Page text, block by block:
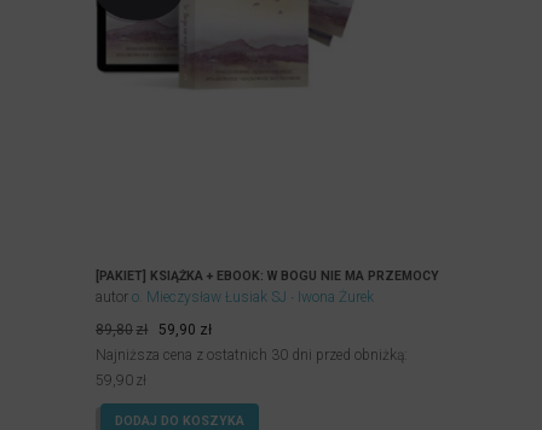
[PAKIET] KSIĄŻKA + EBOOK: W BOGU NIE MA PRZEMOCY
autor o. Mieczysław Łusiak SJ
Iwona Żurek
89,80zł
Pierwotna
cena
89,80zł.
59,90 złAktualna
cena
59,90zł.
Najniższa cena z ostatnich 30 dni przed obniżką:
59,90 zł
DODAJ DO KOSZYKA